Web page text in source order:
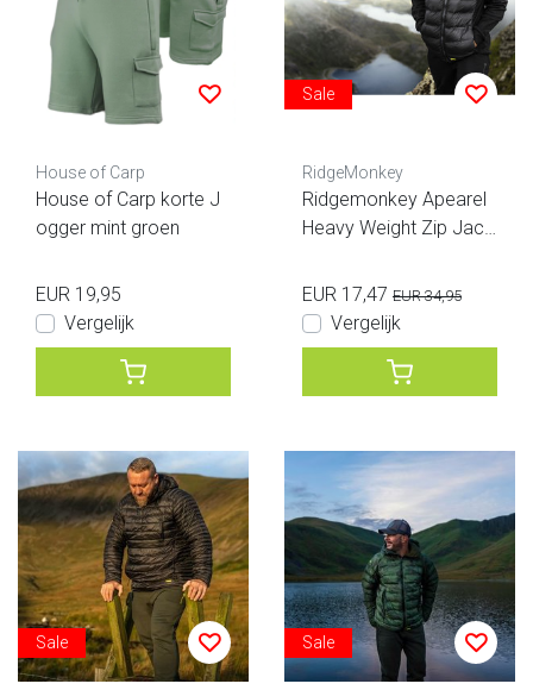
House of Carp
House of Carp korte J
ogger mint groen
EUR 19,95
Vergelijk
Sale
RidgeMonkey
Ridgemonkey Apearel
Heavy Weight Zip Jack
EUR 17,47 EUR 34,95
Vergelijk
Sale Sale